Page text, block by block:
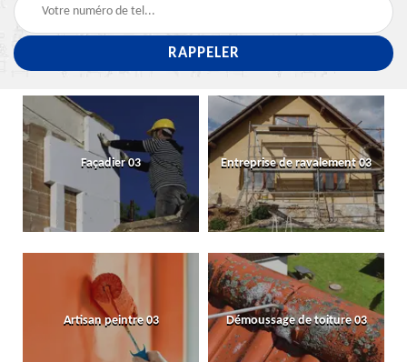
Façadier 03 Entreprise de ravalement 03
Artisan peintre 03 Démoussage de toiture 03